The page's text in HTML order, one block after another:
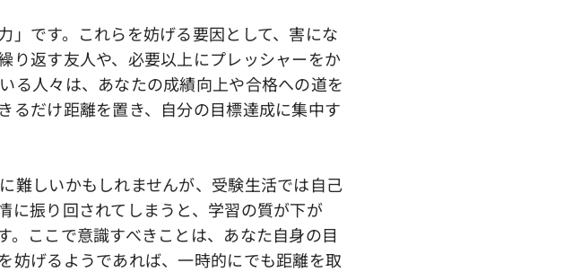
です。これらを妨げる要因として、害にな
り返す友人や、必要以上にプレッシャーをか
る人々は、あなたの成績向上や合格への道を
るだけ距離を置き、自分の目標達成に集中す
難しいかもしれませんが、受験生活では自己
に振り回されてしまうと、学習の質が下が
。ここで意識すべきことは、あなた自身の目
妨げるようであれば、一時的にでも距離を取